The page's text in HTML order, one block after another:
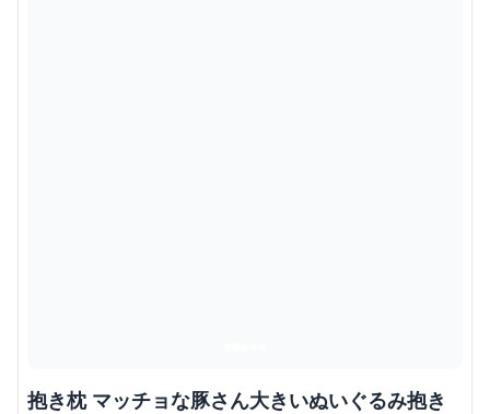
抱き枕 マッチョな豚さん大きいぬいぐるみ抱き